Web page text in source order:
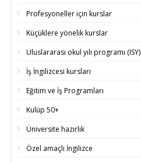
Profesyoneller için kurslar
Küçüklere yönelik kurslar
Uluslararası okul yılı programı (ISY)
İş İngilizcesi kursları
Eğitim ve İş Programları
Kulüp 50+
Üniversite hazırlık
Özel amaçlı İngilizce